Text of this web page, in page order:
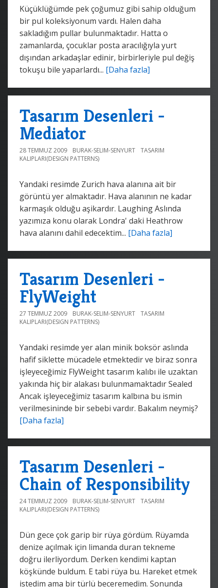
Küçüklüğümde pek çoğumuz gibi sahip olduğum
bir pul koleksiyonum vardı. Halen daha
sakladığım pullar bulunmaktadır. Hatta o
zamanlarda, çocuklar posta aracılığıyla yurt
dışından arkadaşlar edinir, birbirleriyle pul değiş
tokuşu bile yaparlardı... [Daha fazla]
Tasarım Desenleri -
Mediator
28 TEMMUZ 2009 BURAK-SELIM-SENYURT
TASARIM
KALIPLARI(DESIGN PATTERNS)
Yandaki resimde Zurich hava alanına ait bir
görüntü yer almaktadır. Hava alanının ne kadar
karmaşık olduğu aşikardır. Laughing Aslında
yazımıza konu olarak Londra' daki Heathrow
hava alanını dahil edecektim... [Daha fazla]
Tasarım Desenleri -
FlyWeight
27 TEMMUZ 2009 BURAK-SELIM-SENYURT
TASARIM
KALIPLARI(DESIGN PATTERNS)
Yandaki resimde yer alan minik boksör aslında
hafif siklette mücadele etmektedir ve biraz sonra
işleyeceğimiz FlyWeight tasarım kalıbı ile uzaktan
yakında hiç bir alakası bulunmamaktadır Sealed
Ancak işleyeceğimiz tasarım kalbına bu ismin
verilmesininde bir sebebi vardır. Bakalım neymiş?
[Daha fazla]
Tasarım Desenleri -
Chain of Responsibility
24 TEMMUZ 2009 BURAK-SELIM-SENYURT
TASARIM
KALIPLARI(DESIGN PATTERNS)
Dün gece çok garip bir rüya gördüm. Rüyamda
denize açılmak için limanda duran tekneme
doğru ilerliyordum. Derken kendimi kaptan
köşkünde buldum. E tabi rüya bu. Hareket etmek
istedim ama bir türlü beceremedim. Sonunda